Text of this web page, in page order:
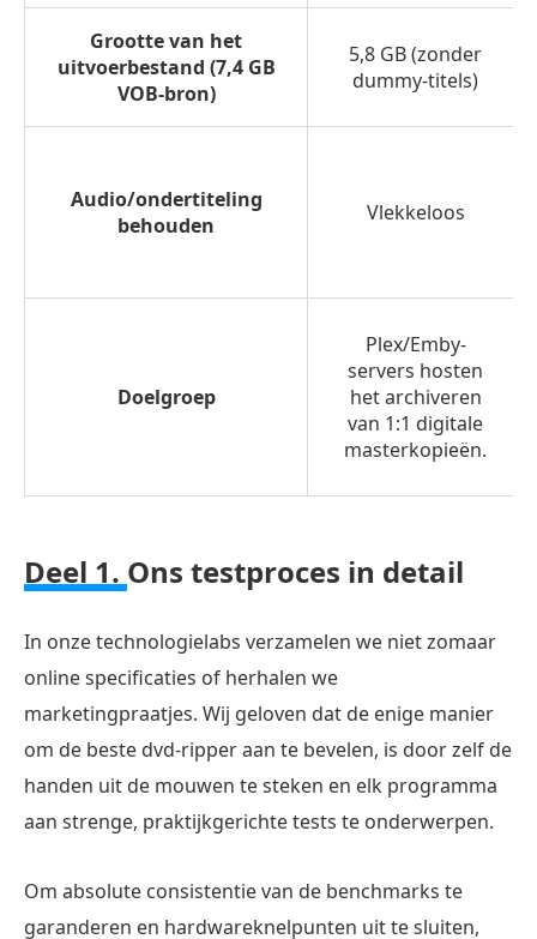
Grootte van het
uitvoerbestand (7,4 GB
VOB-bron)
5,8 GB (zonder
dummy-titels)
Audio/ondertiteling
behouden
Vlekkeloos
Doelgroep
Plex/Emby-
servers hosten
het archiveren
van 1:1 digitale
masterkopieën.
Deel 1. Ons testproces in detail
In onze technologielabs verzamelen we niet zomaar
online specificaties of herhalen we
marketingpraatjes. Wij geloven dat de enige manier
om de beste dvd-ripper aan te bevelen, is door zelf de
handen uit de mouwen te steken en elk programma
aan strenge, praktijkgerichte tests te onderwerpen.
Om absolute consistentie van de benchmarks te
garanderen en hardwareknelpunten uit te sluiten,